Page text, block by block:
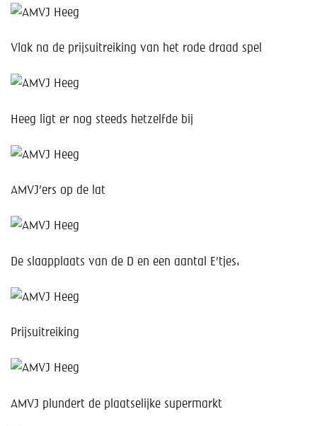
Vlak na de prijsuitreiking van het rode draad spel
Heeg ligt er nog steeds hetzelfde bij
AMVJ’ers op de lat
De slaapplaats van de D en een aantal E’tjes.
Prijsuitreiking
AMVJ plundert de plaatselijke supermarkt